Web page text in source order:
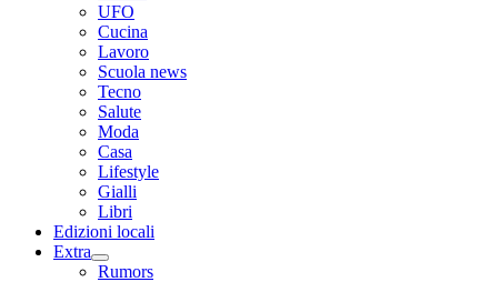
UFO
Cucina
Lavoro
Scuola news
Tecno
Salute
Moda
Casa
Lifestyle
Gialli
Libri
Edizioni locali
Extra
Rumors